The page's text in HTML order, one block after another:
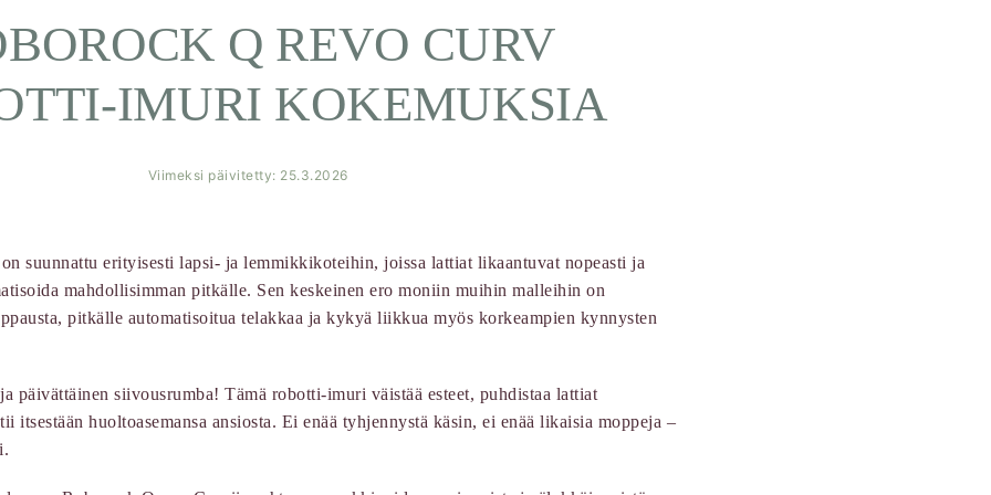
Q REVO CURV
IMURI KOKEMUKSIA
Viimeksi päivitetty: 25.3.2026
suunnattu erityisesti lapsi- ja lemmikkikoteihin, joissa lattiat likaantuvat nopeasti ja
mahdollisimman pitkälle. Sen keskeinen ero moniin muihin malleihin on
pitkälle automatisoitua telakkaa ja kykyä liikkua myös korkeampien kynnysten
päivättäinen siivousrumba! Tämä robotti-imuri väistää esteet, puhdistaa lattiat
itsestään huoltoasemansa ansiosta. Ei enää tyhjennystä käsin, ei enää likaisia moppeja –